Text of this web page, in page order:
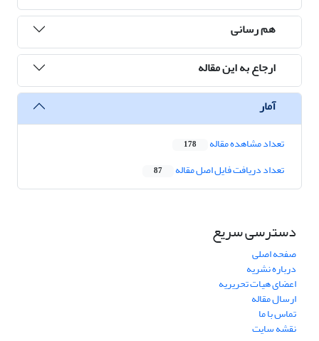
هم رسانی
ارجاع به این مقاله
آمار
تعداد مشاهده مقاله 178
تعداد دریافت فایل اصل مقاله 87
دسترسی سریع
صفحه اصلی
درباره نشریه
اعضای هیات تحریریه
ارسال مقاله
تماس با ما
نقشه سایت